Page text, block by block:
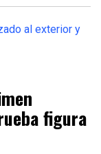
figura